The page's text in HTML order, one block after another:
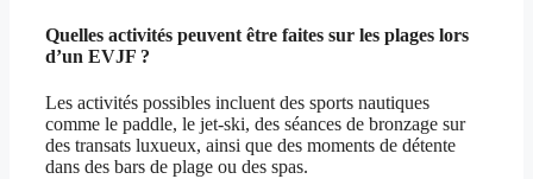
Quelles activités peuvent être faites sur les plages lors
d’un EVJF ?
Les activités possibles incluent des sports nautiques
comme le paddle, le jet-ski, des séances de bronzage sur
des transats luxueux, ainsi que des moments de détente
dans des bars de plage ou des spas.